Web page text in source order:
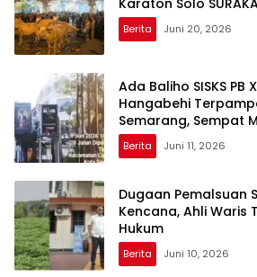
Karaton Solo
Berita Juni 20, 2026
Ada Baliho SISKS PB
Hangabehi
Semarang, Sempat
Budayawan Terkejut
Berita Juni 11, 2026
Dugaan Pemalsuan
Kencana, Ahli Waris
Hukum
Berita Juni 10, 2026